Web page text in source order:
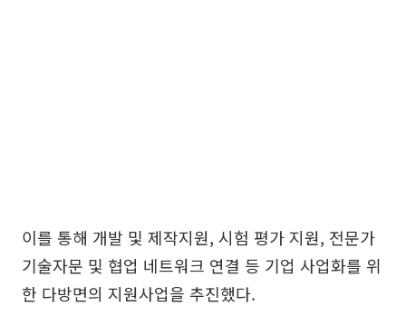
이를 통해 개발 및 제작지원, 시험 평가 지원, 전문가
기술자문 및 협업 네트워크 연결 등 기업 사업화를 위
한 다방면의 지원사업을 추진했다.